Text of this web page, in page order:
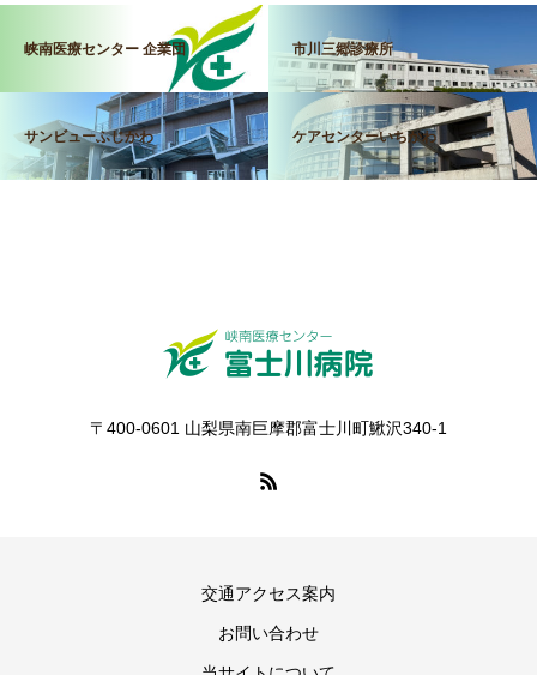
峡南医療センター 企業団 市川三郷診療所
サンビューふじかわ ケアセンターいちかわ
〒400-0601 山梨県南巨摩郡富士川町鰍沢340-1
交通アクセス案内
お問い合わせ